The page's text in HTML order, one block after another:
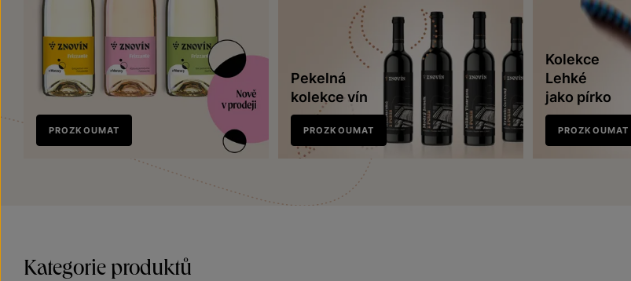
Nově
v prodeji
PROZKOUMAT
Pekelná
kolekce vín
PROZKOUMAT
Kolekce
Lehké
jako pírko
PROZKOUMAT
Kategorie produktů